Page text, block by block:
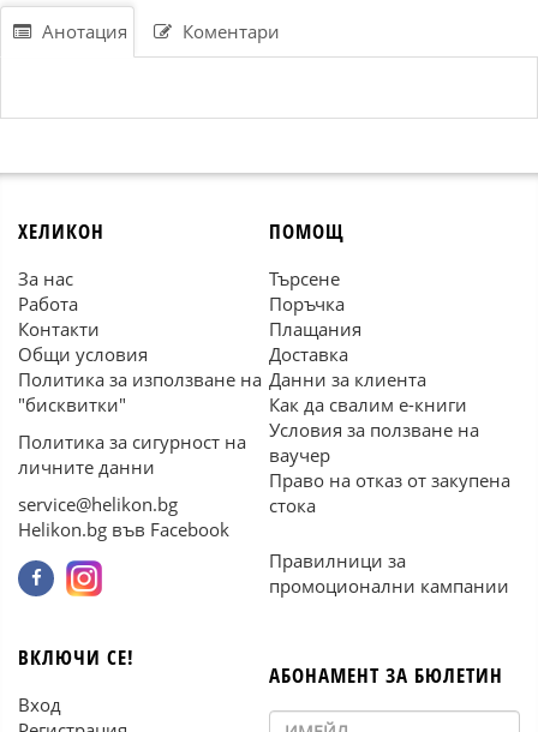
Анотация Коментари
ХЕЛИКОН
За нас
Работа
Контакти
Общи условия
Политика за използване на
"бисквитки"
Политика за сигурност на
личните данни
service@helikon.bg
Helikon.bg във Facebook
ПОМОЩ
Търсене
Поръчка
Плащания
Доставка
Данни за клиента
Как да свалим е-книги
Условия за ползване на
ваучер
Право на отказ от закупена
стока
Правилници за
промоционални кампании
ВКЛЮЧИ СЕ!
Вход
АБОНАМЕНТ ЗА БЮЛЕТИН